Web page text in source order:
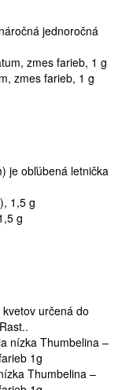
jednoročná
zmes farieb, 1 g
je obľúbená letnička
g
určená do
Thumbelina –